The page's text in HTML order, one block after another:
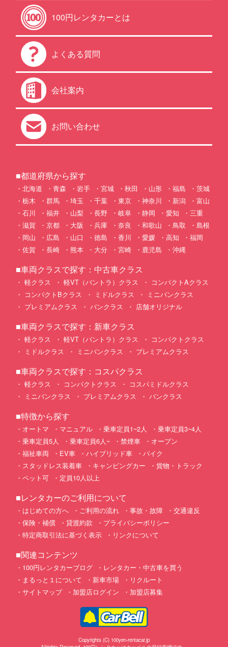
100円レンタカーとは
よくある質問
会社案内
お問い合わせ
■都道府県から探す
北海道 青森 岩手 宮城 秋田 山形 福島
茨城
栃木
群馬 埼玉 千葉 東京 神奈川 新潟
富山
石川
福井 山梨 長野 岐阜 静岡 愛知
三重
滋賀
京都 大阪 兵庫 奈良 和歌山 鳥取
島根
岡山
広島 山口 徳島 香川 愛媛 高知
福岡
佐賀
長崎 熊本 大分 宮崎 鹿児島 沖縄
■車両クラスで探す：中古車クラス
軽クラス 軽VT（バントラ）クラス
コンパクトAクラス
コンパクトBクラス
ミドルクラス
ミニバンクラス
プレミアムクラス
バンクラス 店舗オリジナル
■車両クラスで探す：新車クラス
軽クラス 軽VT（バントラ）クラス
コンパクトクラス
ミドルクラス
ミニバンクラス プレミアムクラス
■車両クラスで探す：コスパクラス
軽クラス コンパクトクラス
コスパミドルクラス
ミニバンクラス
プレミアムクラス バンクラス
■特徴から探す
オートマ マニュアル 乗車定員1~2人
乗車定員3~4人
乗車定員5人
乗車定員6人~ 禁煙車
オープン
福祉車両
EV車 ハイブリッド車
バイク
スタッドレス装着車
キャンピングカー
貨物・トラック
ペット可
定員10人以上
■レンタカーのご利用について
はじめての方へ ご利用の流れ 事故・故障
交通違反
保険・補償
貸渡約款
プライバシーポリシー
特定商取引法に基づく表示
リンクについて
■関連コンテンツ
100円レンタカーブログ
レンタカー・中古車を買う
まるっと１について
新車市場
リクルート
サイトマップ
加盟店ログイン 加盟店募集
Copyrights (C) 100yen-rentacar.jp